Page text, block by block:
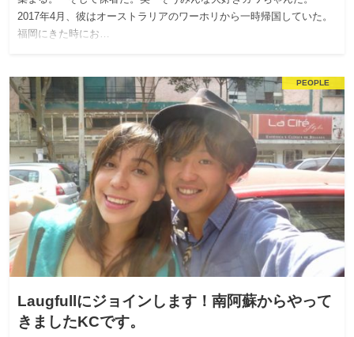
2017年4月、彼はオーストラリアのワーホリから一時帰国していた。
福岡にきた時にお…
PEOPLE
Laugfullにジョインします！南阿蘇からやって
きましたKCです。